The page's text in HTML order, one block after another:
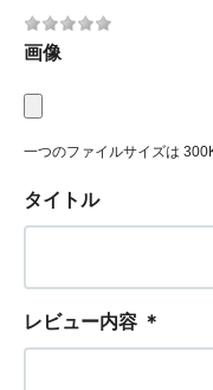
画像
一つのファイルサイズは
タイトル
レビュー内容 ＊